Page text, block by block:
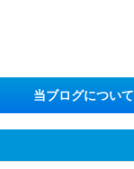
当ブログについて